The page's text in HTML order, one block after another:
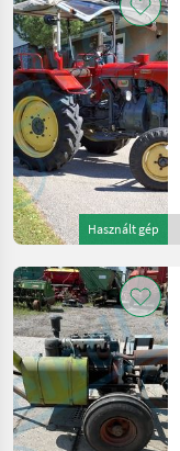
Használt gép